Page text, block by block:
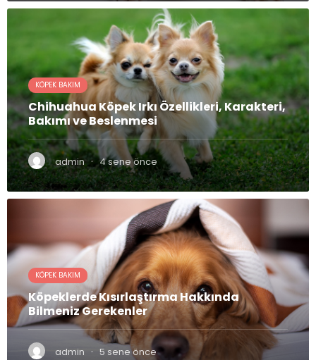
KÖPEK BAKIM
Chihuahua Köpek Irkı Özellikleri, Karakteri,
Bakımı ve Beslenmesi
admin · 4 sene önce
KÖPEK BAKIM
Köpeklerde Kısırlaştırma Hakkında
Bilmeniz Gerekenler
admin · 5 sene önce